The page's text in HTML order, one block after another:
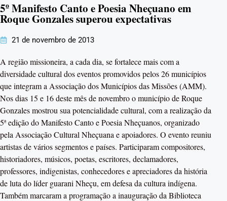
5º Manifesto Canto e Poesia Nheçuano em
Roque Gonzales superou expectativas
21 de novembro de 2013
A região missioneira, a cada dia, se fortalece mais com a
diversidade cultural dos eventos promovidos pelos 26 municípios
que integram a Associação dos Municípios das Missões (AMM).
Nos dias 15 e 16 deste mês de novembro o município de Roque
Gonzales mostrou sua potencialidade cultural, com a realização da
5ª edição do Manifesto Canto e Poesia Nheçuanos, organizado
pela Associação Cultural Nheçuana e apoiadores. O evento reuniu
artistas de vários segmentos e países. Participaram compositores,
historiadores, músicos, poetas, escritores, declamadores,
professores, indigenistas, conhecedores e apreciadores da história
de luta do líder guarani Nheçu, em defesa da cultura indígena.
Também marcaram a programação a inauguração da Biblioteca